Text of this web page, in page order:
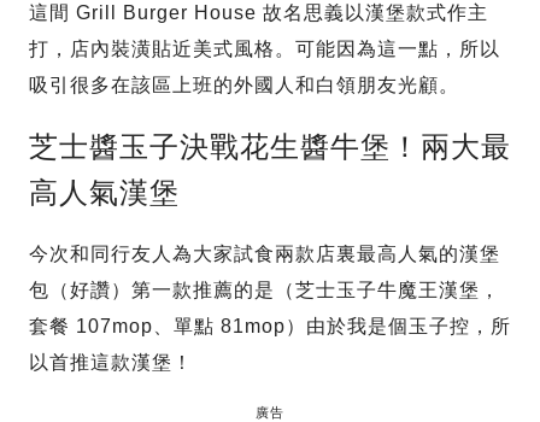
這間 Grill Burger House 故名思義以漢堡款式作主
打，店內裝潢貼近美式風格。可能因為這一點，所以
吸引很多在該區上班的外國人和白領朋友光顧。
芝士醬玉子決戰花生醬牛堡！兩大最
高人氣漢堡
今次和同行友人為大家試食兩款店裏最高人氣的漢堡
包（好讚）第一款推薦的是（芝士玉子牛魔王漢堡，
套餐 107mop、單點 81mop）由於我是個玉子控，所
以首推這款漢堡！
廣告